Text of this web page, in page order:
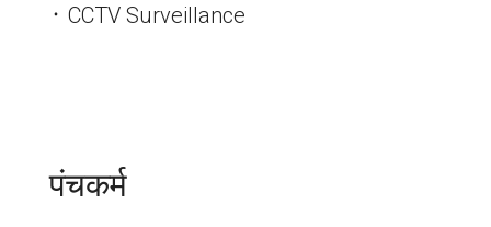
᛫ CCTV Surveillance
पंचकर्म